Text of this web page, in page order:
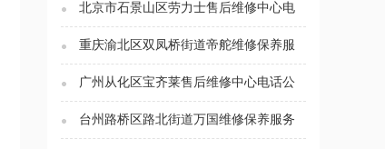
北京市石景山区劳力士售后维修中心电
话公示（2026年7月最新）
重庆渝北区双凤桥街道帝舵维修保养服
务电话（2026年7月最新）
广州从化区宝齐莱售后维修中心电话公
示（2026年7月最新）
台州路桥区路北街道万国维修保养服务
电话（2026年7月最新）